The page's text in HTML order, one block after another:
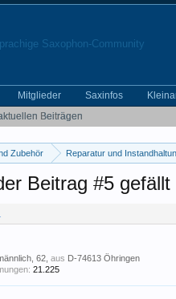
Zubehör Reparatur und
Beitrag #5 gefällt
männlich, 62,aus D-74613 Öhringen
21.225
Beiträgen
Mitglieder Saxinfos